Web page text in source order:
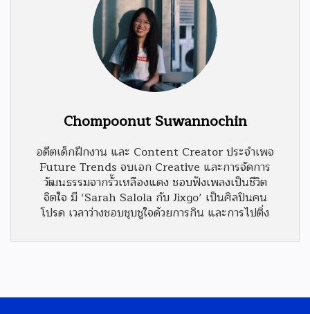
Chompoonut Suwannochin
อดีตเด็กฝึกงาน และ Content Creator ประจำเพจ
Future Trends จบเอก Creative และการจัดการ
วัฒนธรรมจากรั้วเหลืองแดง ชอบฟังเพลงเป็นชีวิต
จิตใจ มี ‘Sarah Salola กับ Jixgo’ เป็นศิลปินคน
โปรด เวลาว่างชอบชุบชูใจด้วยการกิน และการไปติ่ง